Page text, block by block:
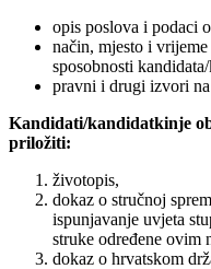
opis poslova i podaci
način, mjesto i
sposobnosti
pravni i drugi izvori
Kandidati/kandidatkinje
priložiti:
životopis,
dokaz o stručnoj
ispunjavanje uvjeta
struke određene ovim
dokaz o hrvatskom